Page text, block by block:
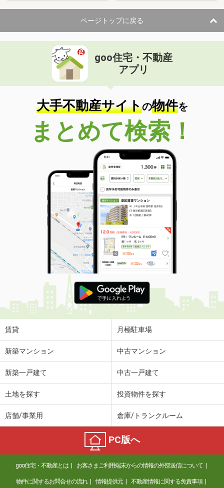
ページトップに戻る
goo住宅・不動産
アプリ
大手不動産サイトの物件を
まとめて検索！
賃貸 月極駐車場
新築マンション 中古マンション
新築一戸建て 中古一戸建て
土地を探す 投資物件を探す
店舗/事業用 倉庫/トランクルーム
PC版へ
goo住宅・不動産とは お客さまご利用端末からの情報の外部送信について
物件に関するお問合せの流れ 情報提供元 不動産情報に関する免責事項